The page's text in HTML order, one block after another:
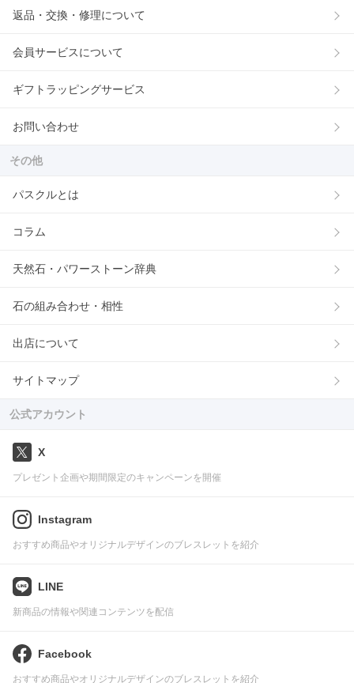
返品・交換・修理について
会員サービスについて
ギフトラッピングサービス
お問い合わせ
その他
パスクルとは
コラム
天然石・パワーストーン辞典
石の組み合わせ・相性
出店について
サイトマップ
公式アカウント
X
プレゼント企画や期間限定のキャンペーンを開催
Instagram
おすすめ商品やオリジナルデザインのブレスレットを紹介
LINE
新商品の情報や関連コンテンツを配信
Facebook
おすすめ商品やオリジナルデザインのブレスレットを紹介